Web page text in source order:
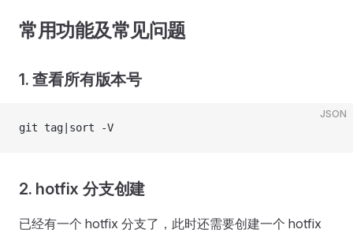
常用功能及常见问题
1. 查看所有版本号
JSON
git tag|sort -V
2. hotfix 分支创建
已经有一个 hotfix 分支了，此时还需要创建一个 hotfix